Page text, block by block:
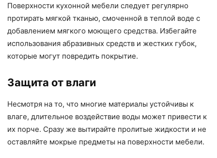
Поверхности кухонной мебели следует регулярно
протирать мягкой тканью, смоченной в теплой воде с
добавлением мягкого моющего средства. Избегайте
использования абразивных средств и жестких губок,
которые могут повредить покрытие.
Защита от влаги
Несмотря на то, что многие материалы устойчивы к
влаге, длительное воздействие воды может привести к
их порче. Сразу же вытирайте пролитые жидкости и не
оставляйте мокрые предметы на поверхности мебели.